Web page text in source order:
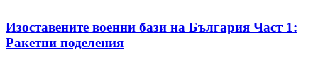
Изоставените военни бази на България Част 1:
Ракетни поделения